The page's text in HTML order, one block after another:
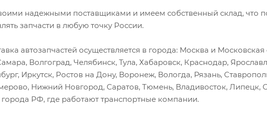
надежными поставщиками и имеем собственный склад, что
запчасти в любую точку России.
автозапчастей осуществляется в города: Москва и
Волгоград, Челябинск, Тула, Хабаровск, Краснодар,
Иркутск, Ростов на Дону, Воронеж, Вологда, Рязань,
Нижний Новгород, Саратов, Тюмень, Владивосток,
РФ, где работают транспортные компании.